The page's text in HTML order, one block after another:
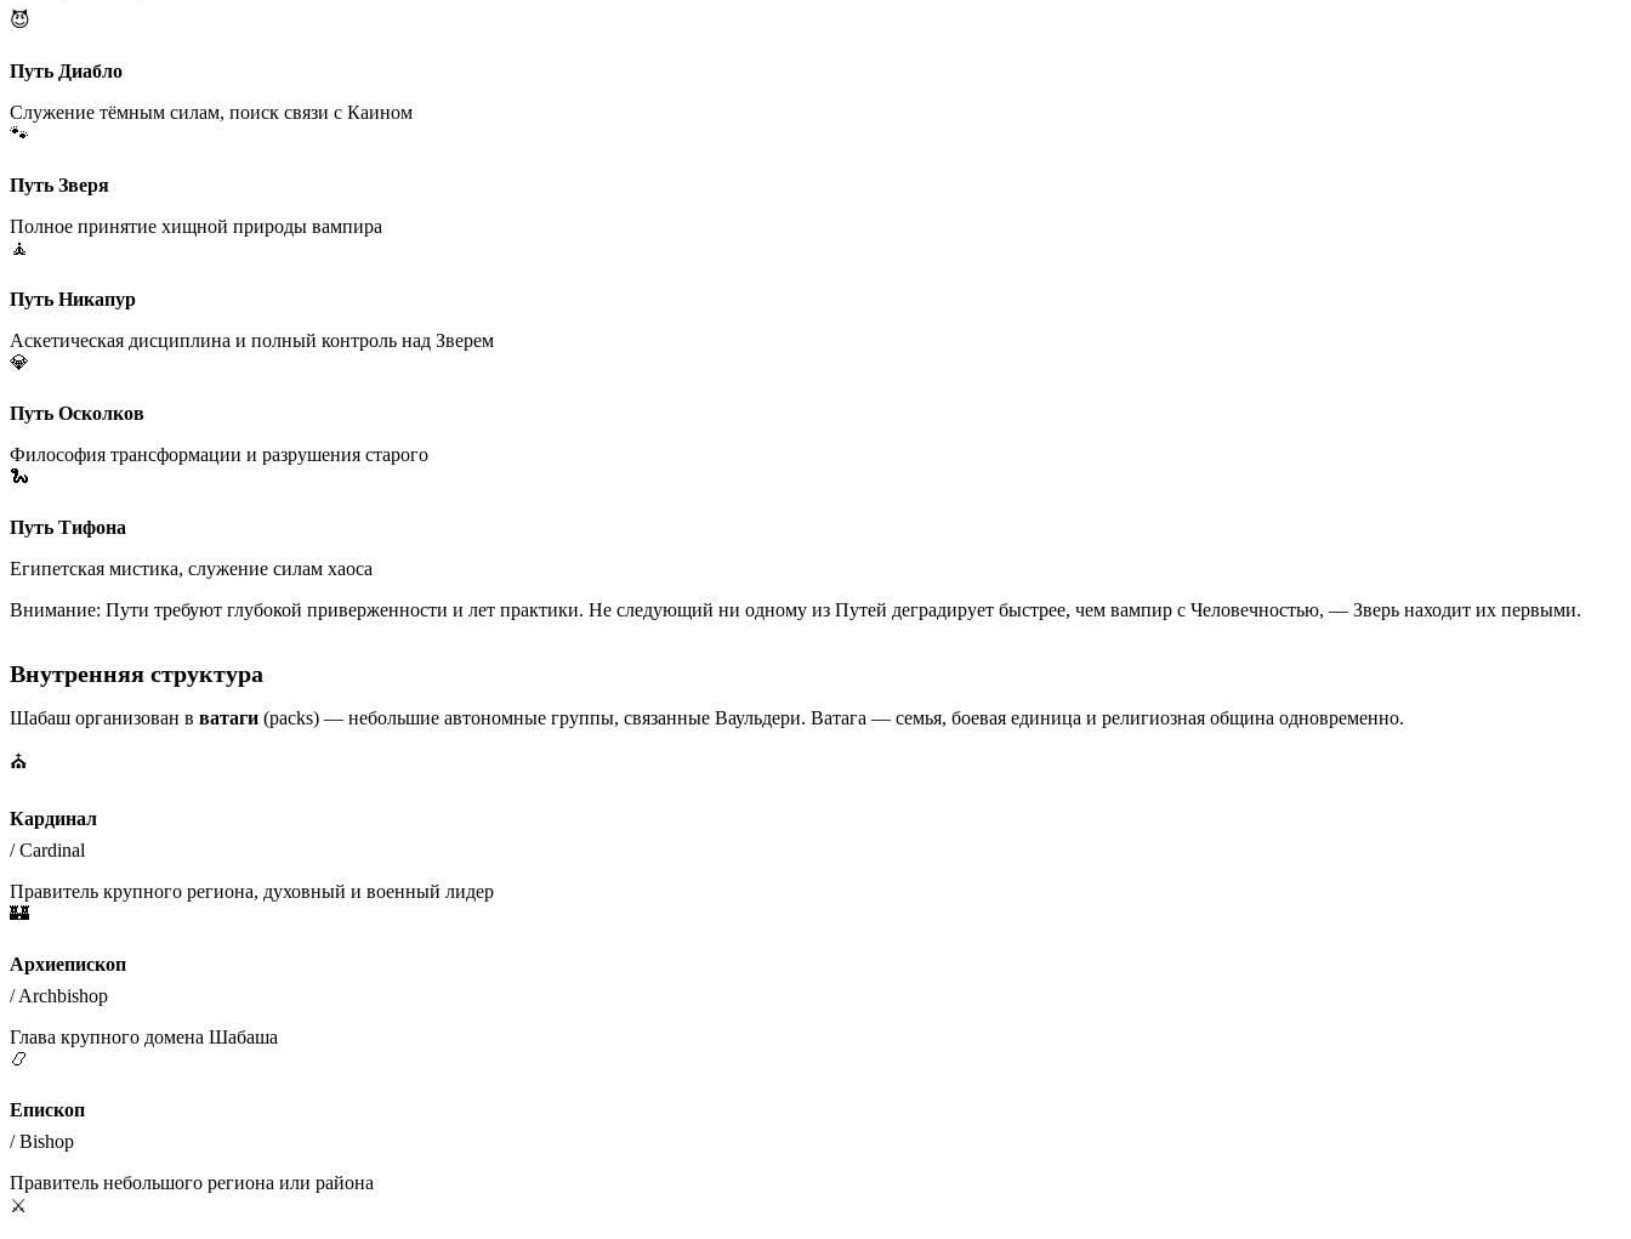
😈
Путь Диабло
Служение тёмным силам, поиск связи с Каином
🐾
Путь Зверя
Полное принятие хищной природы вампира
🧘
Путь Никапур
Аскетическая дисциплина и полный контроль над Зверем
💎
Путь Осколков
Философия трансформации и разрушения старого
🐍
Путь Тифона
Египетская мистика, служение силам хаоса
Внимание: Пути требуют глубокой приверженности и лет практики. Не следующий ни одному из Путей деградирует быстрее, чем вампир с Человечностью, — Зверь находит их первыми.
Внутренняя структура
Шабаш организован в ватаги (packs) — небольшие автономные группы, связанные Ваульдери. Ватага — семья, боевая единица и религиозная община одновременно.
⛪
Кардинал
/Cardinal
Правитель крупного региона, духовный и военный лидер
🏰
Архиепископ
/Archbishop
Глава крупного домена Шабаша
📿
Епископ
/Bishop
Правитель небольшого региона или района
⚔️